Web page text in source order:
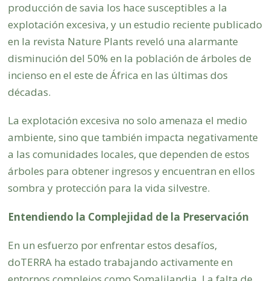
producción de savia los hace susceptibles a la
explotación excesiva, y un estudio reciente publicado
en la revista Nature Plants reveló una alarmante
disminución del 50% en la población de árboles de
incienso en el este de África en las últimas dos
décadas.
La explotación excesiva no solo amenaza el medio
ambiente, sino que también impacta negativamente
a las comunidades locales, que dependen de estos
árboles para obtener ingresos y encuentran en ellos
sombra y protección para la vida silvestre.
Entendiendo la Complejidad de la Preservación
En un esfuerzo por enfrentar estos desafíos,
doTERRA ha estado trabajando activamente en